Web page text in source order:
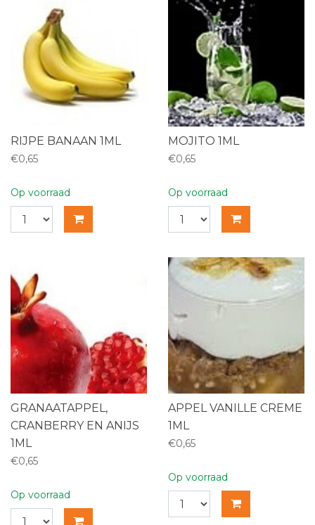
RIJPE BANAAN 1ML
€0,65
Op voorraad
MOJITO 1ML
€0,65
Op voorraad
GRANAATAPPEL,
CRANBERRY EN ANIJS
1ML
€0,65
Op voorraad
APPEL VANILLE CREME
1ML
€0,65
Op voorraad